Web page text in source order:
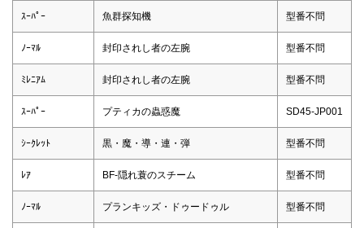
ｽｰﾊﾟｰ 魚群探知機 型番不問
ﾉｰﾏﾙ 封印されし者の左腕 型番不問
ﾐﾚﾆｱﾑ 封印されし者の左腕 型番不問
ｽｰﾊﾟｰ プティカの蟲惑魔 SD45-JP001
ｼｰｸﾚｯﾄ 黒・魔・導・連・弾 型番不問
ﾚｱ BF-隠れ蓑のスチーム 型番不問
ﾉｰﾏﾙ プランキッズ・ドゥードゥル 型番不問